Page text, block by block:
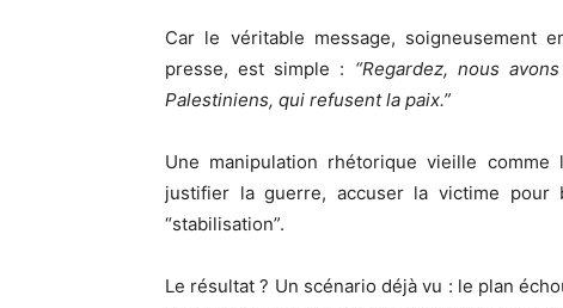
Car le véritable message, soigneusement
presse, est simple : “Regardez, nous
Palestiniens, qui refusent la paix.”
Une manipulation rhétorique vieille
justifier la guerre, accuser la victime pour
“stabilisation”.
Le résultat ? Un scénario déjà vu : le plan